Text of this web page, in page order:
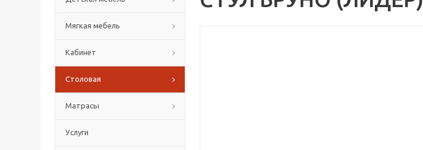
Мягкая мебель
Кабинет
Столовая
Матрасы
Услуги